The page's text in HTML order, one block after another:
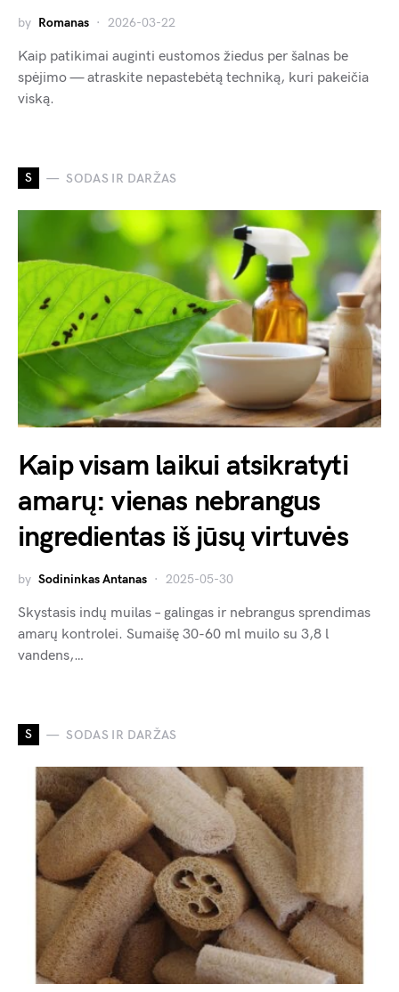
by Romanas 2026-03-22
Kaip patikimai auginti eustomos žiedus per šalnas be
spėjimo — atraskite nepastebėtą techniką, kuri pakeičia
viską.
S SODAS IR DARŽAS
Kaip visam laikui atsikratyti
amarų: vienas nebrangus
ingredientas iš jūsų virtuvės
by Sodininkas Antanas 2025-05-30
Skystasis indų muilas – galingas ir nebrangus sprendimas
amarų kontrolei. Sumaišę 30-60 ml muilo su 3,8 l
vandens,…
S SODAS IR DARŽAS